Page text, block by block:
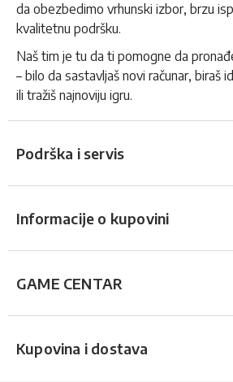
da obezbedimo vrhunski izbor, brzu
kvalitetnu podršku.
Naš tim je tu da ti pomogne da
– bilo da sastavljaš novi računar, biraš
ili tražiš najnoviju igru.
Podrška i servis
Informacije o kupovini
GAME CENTAR
Kupovina i dostava